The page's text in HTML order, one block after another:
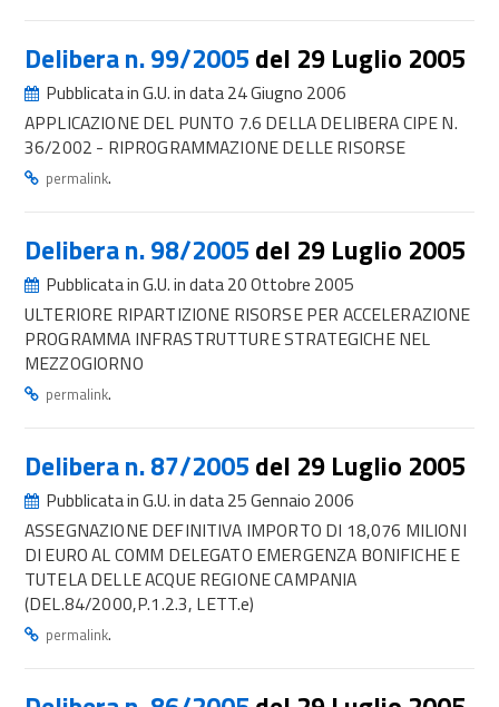
Delibera n. 99/2005 del 29 Luglio 2005
Pubblicata in G.U. in data 24 Giugno 2006
APPLICAZIONE DEL PUNTO 7.6 DELLA DELIBERA CIPE N.
36/2002 - RIPROGRAMMAZIONE DELLE RISORSE
permalink.
Delibera n. 98/2005 del 29 Luglio 2005
Pubblicata in G.U. in data 20 Ottobre 2005
ULTERIORE RIPARTIZIONE RISORSE PER ACCELERAZIONE
PROGRAMMA INFRASTRUTTURE STRATEGICHE NEL
MEZZOGIORNO
permalink.
Delibera n. 87/2005 del 29 Luglio 2005
Pubblicata in G.U. in data 25 Gennaio 2006
ASSEGNAZIONE DEFINITIVA IMPORTO DI 18,076 MILIONI
DI EURO AL COMM DELEGATO EMERGENZA BONIFICHE E
TUTELA DELLE ACQUE REGIONE CAMPANIA
(DEL.84/2000,P.1.2.3, LETT.e)
permalink.